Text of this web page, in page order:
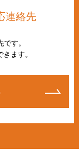
連絡先
す。
ます。